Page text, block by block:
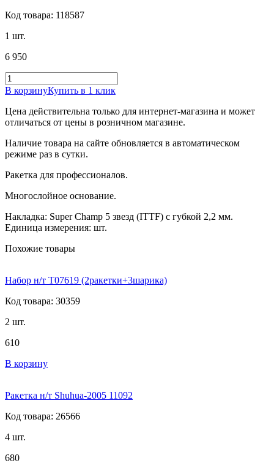
Код товара: 118587
1 шт.
6 950
В корзинуКупить в 1 клик
Цена действительна только для интернет-магазина и может
отличаться от цены в розничном магазине.
Наличие товара на сайте обновляется в автоматическом
режиме раз в сутки.
Ракетка для профессионалов.
Многослойное основание.
Накладка: Super Champ 5 звезд (ITTF) с губкой 2,2 мм.
Единица измерения: шт.
Похожие товары
Набор н/т T07619 (2ракетки+3шарика)
Код товара: 30359
2 шт.
610
В корзину
Ракетка н/т Shuhua-2005 11092
Код товара: 26566
4 шт.
680